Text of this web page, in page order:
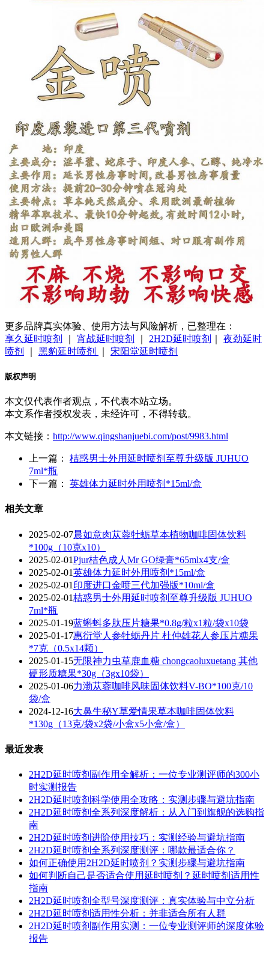
更多品牌真实体验、使用方法与风险解析，已整理在：
享久延时喷剂
宵战延时喷剂 2H2D延时喷剂
夜劲延时
喷剂
黑豹延时喷剂 宋阳堂延时喷剂
版权声明
本文仅代表作者观点，不代表本站立场。
本文系作者授权发表，未经许可，不得转载。
本文链接： http://www.qingshanjuebi.com/post/9983.html
上一篇： 桔惑男士外用延时喷剂至尊升级版 JUHUO
7ml*瓶
下一篇： 英雄体力延时外用喷剂*15ml/盒
相关文章
2025-02-07晨如意肉苁蓉牡蛎草本植物咖啡固体饮料
*100g（10克x10）
2025-02-01Pjur桔色成人Mr GO绿膏*65mlx4支/盒
2025-02-01英雄体力延时外用喷剂*15ml/盒
2025-02-01 印度进口金喷三代加强版*10ml/盒
2025-02-01桔惑男士外用延时喷剂至尊升级版 JUHUO
7ml*瓶
2025-01-19蓝蝌蚪多肽压片糖果*0.8g/粒x1粒/袋x10袋
2025-01-17惠衍堂人参牡蛎丹片 杜仲雄花人参压片糖果
*7克（0.5x14颗）
2025-01-15无限神力虫草鹿血糖 chongcaoluxuetang 其他
硬形质糖果*30g（3gx10袋）
2025-01-06​力渤苁蓉咖啡风味固体饮料V-BO*100克/10
袋/盒
2024-12-16大鼻牛秘Y草爱情果草本咖啡固体饮料
*130g（13克/袋x2袋/小盒x5小盒/盒）
最近发表
2H2D延时喷剂副作用全解析：一位专业测评师的300小
时实测报告
2H2D延时喷剂科学使用全攻略：实测步骤与避坑指南
2H2D延时喷剂全系列深度解析：从入门到旗舰的选购指
南
2H2D延时喷剂进阶使用技巧：实测经验与避坑指南
2H2D延时喷剂全系列深度测评：哪款最适合你？
如何正确使用2H2D延时喷剂？实测步骤与避坑指南
如何判断自己是否适合使用延时喷剂？延时喷剂适用性
指南
2H2D延时喷剂全型号深度测评：真实体验与中立分析
2H2D延时喷剂适用性分析：并非适合所有人群
2H2D延时喷剂副作用实测：一位专业测评师的深度体验
报告